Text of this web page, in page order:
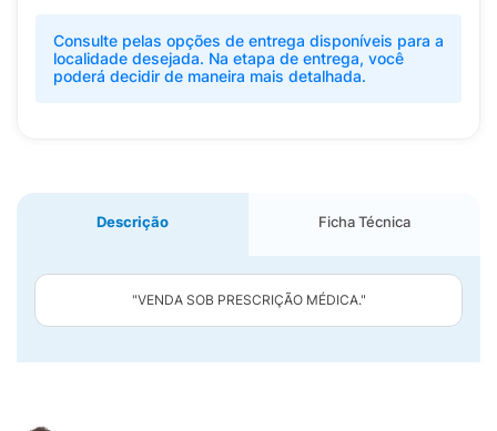
Consulte pelas opções de entrega disponíveis para a
localidade desejada. Na etapa de entrega, você
poderá decidir de maneira mais detalhada.
Descrição Ficha Técnica
"VENDA SOB PRESCRIÇÃO MÉDICA."